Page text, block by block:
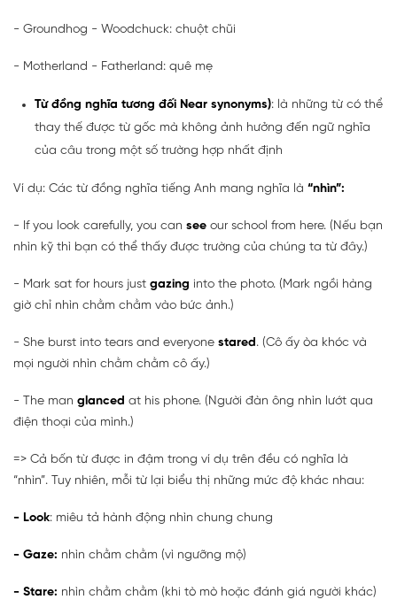
- Groundhog - Woodchuck: chuột chũi
- Motherland - Fatherland: quê mẹ
Từ đồng nghĩa tương đối Near synonyms): là những từ có thể
thay thế được từ gốc mà không ảnh hưởng đến ngữ nghĩa
của câu trong một số trường hợp nhất định
Ví dụ: Các từ đồng nghĩa tiếng Anh mang nghĩa là “nhìn”:
- If you look carefully, you can see our school from here. (Nếu bạn
nhìn kỹ thì bạn có thể thấy được trường của chúng ta từ đây.)
- Mark sat for hours just gazing into the photo. (Mark ngồi hàng
giờ chỉ nhìn chằm chằm vào bức ảnh.)
- She burst into tears and everyone stared. (Cô ấy òa khóc và
mọi người nhìn chằm chằm cô ấy.)
- The man glanced at his phone. (Người đàn ông nhìn lướt qua
điện thoại của mình.)
=> Cả bốn từ được in đậm trong ví dụ trên đều có nghĩa là
“nhìn”. Tuy nhiên, mỗi từ lại biểu thị những mức độ khác nhau:
- Look: miêu tả hành động nhìn chung chung
- Gaze: nhìn chằm chằm (vì ngưỡng mộ)
- Stare: nhìn chằm chằm (khi tò mò hoặc đánh giá người khác)